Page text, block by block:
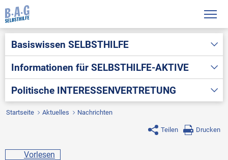
Basiswissen SELBSTHILFE
Informationen für SELBSTHILFE-AKTIVE
Politische INTERESSENVERTRETUNG
Startseite Aktuelles Nachrichten
Teilen Drucken
Vorlesen